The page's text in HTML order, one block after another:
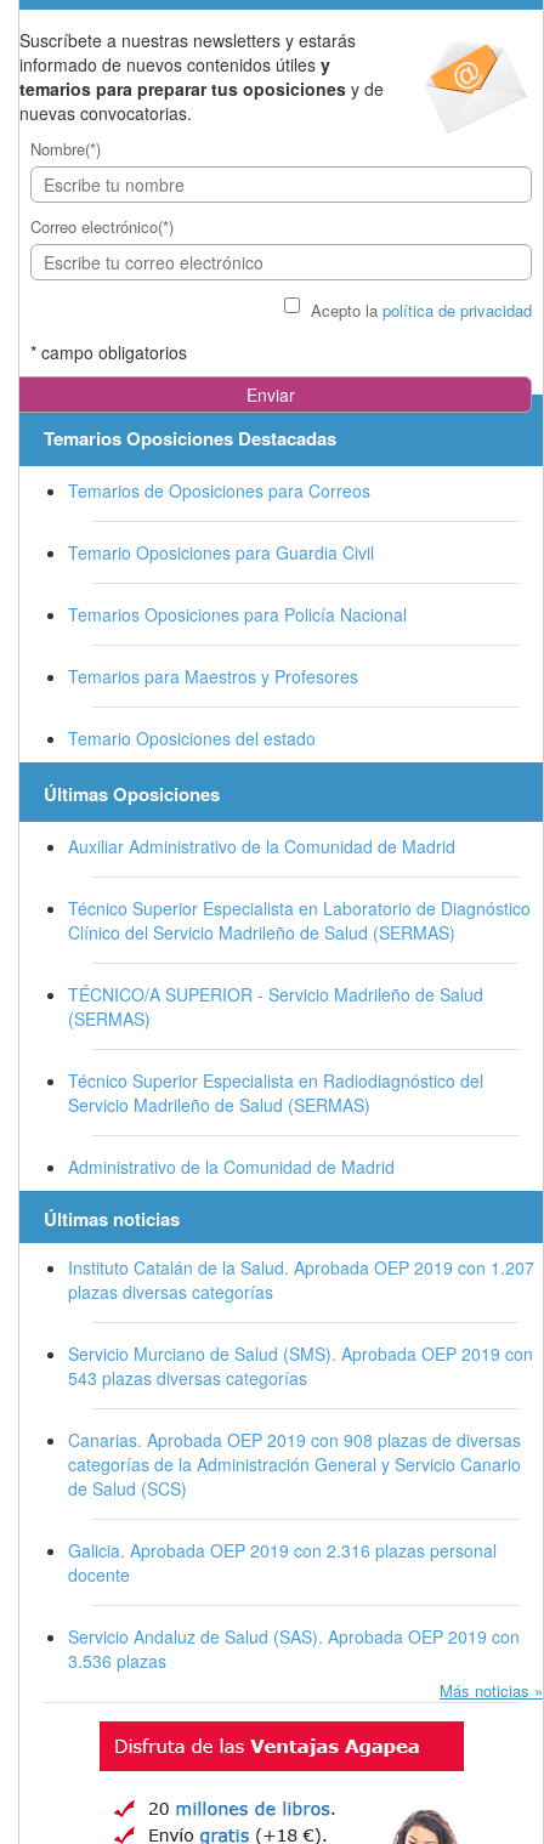
Suscríbete a nuestras newsletters y estarás
informado de nuevos contenidos útiles y
temarios para preparar tus oposiciones y de
nuevas convocatorias.
Nombre(*)
Correo electrónico(*)
Acepto la política de privacidad
* campo obligatorios
Temarios Oposiciones Destacadas
Temarios de Oposiciones para Correos
Temario Oposiciones para Guardia Civil
Temarios Oposiciones para Policía Nacional
Temarios para Maestros y Profesores
Temario Oposiciones del estado
Últimas Oposiciones
Auxiliar Administrativo de la Comunidad de Madrid
Técnico Superior Especialista en Laboratorio de Diagnóstico
Clínico del Servicio Madrileño de Salud (SERMAS)
TÉCNICO/A SUPERIOR - Servicio Madrileño de Salud
(SERMAS)
Técnico Superior Especialista en Radiodiagnóstico del
Servicio Madrileño de Salud (SERMAS)
Administrativo de la Comunidad de Madrid
Últimas noticias
Instituto Catalán de la Salud. Aprobada OEP 2019 con 1.207
plazas diversas categorías
Servicio Murciano de Salud (SMS). Aprobada OEP 2019 con
543 plazas diversas categorías
Canarias. Aprobada OEP 2019 con 908 plazas de diversas
categorías de la Administración General y Servicio Canario
de Salud (SCS)
Galicia. Aprobada OEP 2019 con 2.316 plazas personal
docente
Servicio Andaluz de Salud (SAS). Aprobada OEP 2019 con
3.536 plazas
Más noticias